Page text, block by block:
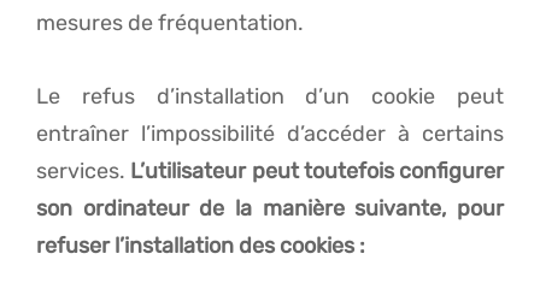
mesures de fréquentation.
Le refus d’installation d’un cookie peut
entraîner l’impossibilité d’accéder à certains
services. L’utilisateur peut toutefois configurer
son ordinateur de la manière suivante, pour
refuser l’installation des cookies :